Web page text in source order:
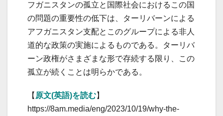
フガニスタンの孤立と国際社会におけるこの国
の問題の重要性の低下は、ターリバーンによる
アフガニスタン支配とこのグループによる非人
道的な政策の実施によるものである。ターリバ
ーン政権がさまざまな形で存続する限り、この
孤立が続くことは明らかである。
【 原文(英語)を読む】
https://8am.media/eng/2023/10/19/why-the-